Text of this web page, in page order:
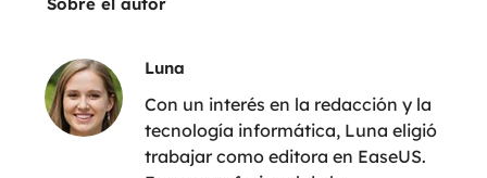
Luna
Con un interés en la redacción y la
tecnología informática, Luna eligió
trabajar como editora en EaseUS.